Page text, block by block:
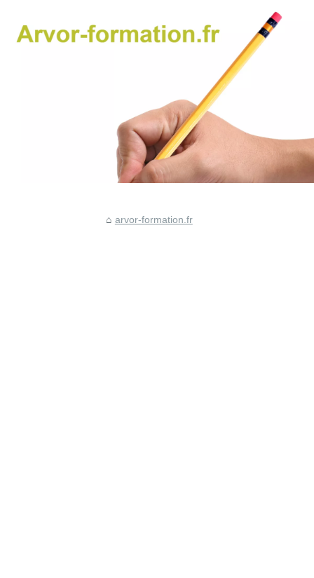
arvor-formation.fr